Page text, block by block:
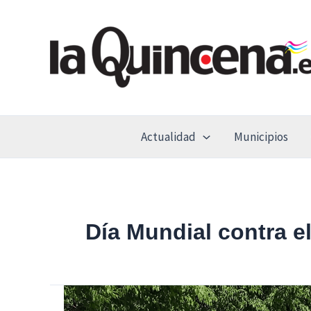
Actualidad Municipios
Día Mundial contra
Torrejón